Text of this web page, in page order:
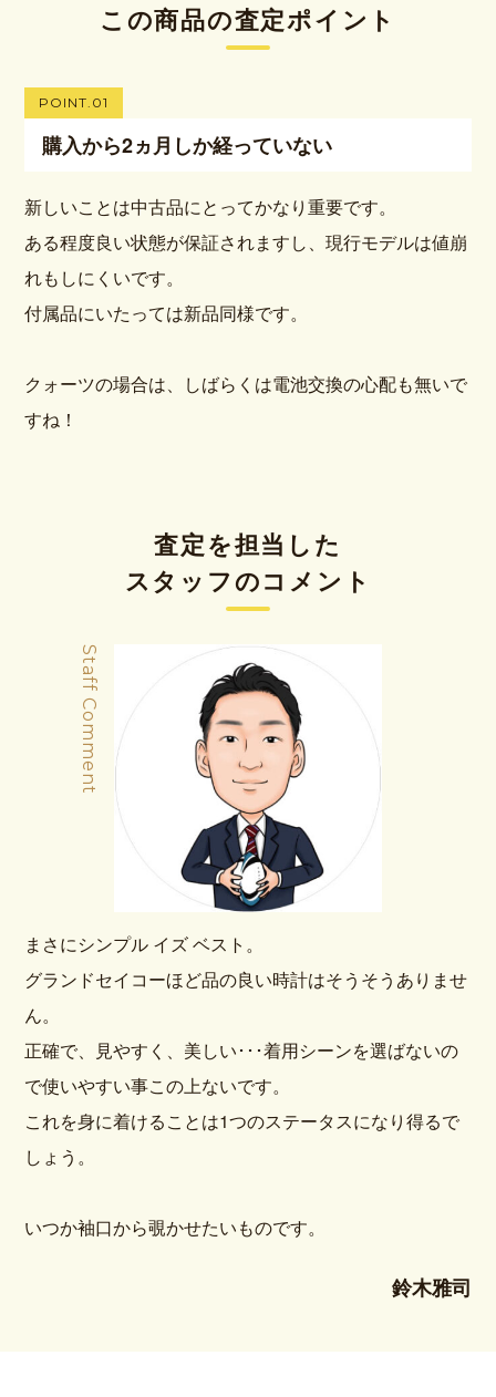
この商品の査定ポイント
POINT.01
購入から2ヵ月しか経っていない
新しいことは中古品にとってかなり重要です。
ある程度良い状態が保証されますし、現行モデルは値崩
れもしにくいです。
付属品にいたっては新品同様です。
クォーツの場合は、しばらくは電池交換の心配も無いで
すね！
査定を担当した
スタッフのコメント
Staff Comment
まさにシンプル イズ ベスト。
グランドセイコーほど品の良い時計はそうそうありませ
ん。
正確で、見やすく、美しい･･･着用シーンを選ばないの
で使いやすい事この上ないです。
これを身に着けることは1つのステータスになり得るで
しょう。
いつか袖口から覗かせたいものです。
鈴木雅司